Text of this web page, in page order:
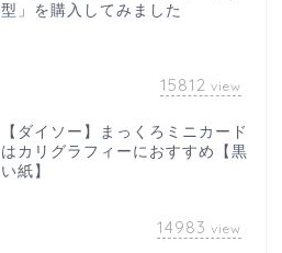
型」を購入してみました
15812 view
【ダイソー】まっくろミニカード
はカリグラフィーにおすすめ【黒
い紙】
14983 view